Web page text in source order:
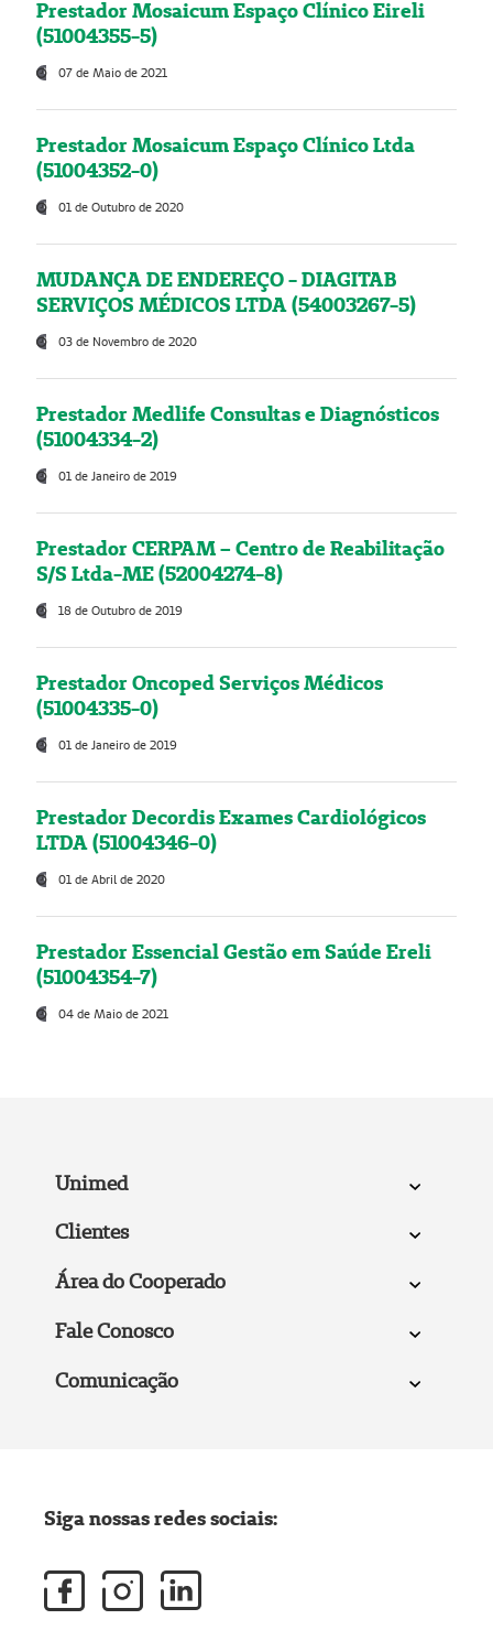
Prestador Mosaicum Espaço Clínico Eireli
(51004355-5)
07 de Maio de 2021
Prestador Mosaicum Espaço Clínico Ltda
(51004352-0)
01 de Outubro de 2020
MUDANÇA DE ENDEREÇO - DIAGITAB
SERVIÇOS MÉDICOS LTDA (54003267-5)
03 de Novembro de 2020
Prestador Medlife Consultas e Diagnósticos
(51004334-2)
01 de Janeiro de 2019
Prestador CERPAM – Centro de Reabilitação
S/S Ltda-ME (52004274-8)
18 de Outubro de 2019
Prestador Oncoped Serviços Médicos
(51004335-0)
01 de Janeiro de 2019
Prestador Decordis Exames Cardiológicos
LTDA (51004346-0)
01 de Abril de 2020
Prestador Essencial Gestão em Saúde Ereli
(51004354-7)
04 de Maio de 2021
Unimed
Clientes
Área do Cooperado
Fale Conosco
Comunicação
Siga nossas redes sociais: